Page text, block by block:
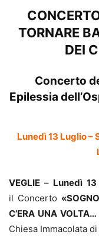
TORNARE
DEI
Concerto
Epilessia
Lunedì 13 Luglio –
VEGLIE – Lunedì
il Concerto
C’ERA UNA
Chiesa Immacolata